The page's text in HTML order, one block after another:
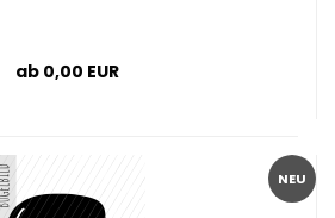
ab 0,00 EUR
NEU